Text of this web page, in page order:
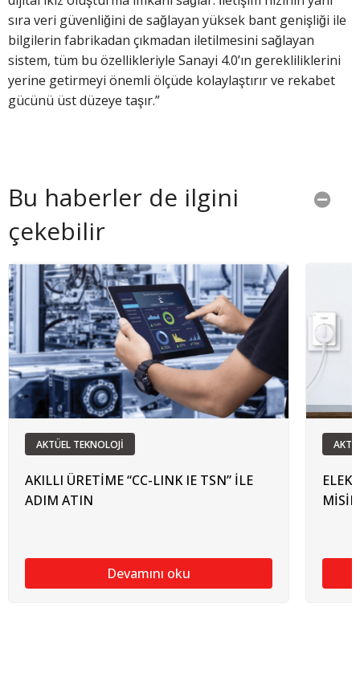
sıra veri güvenliğini de sağlayan yüksek bant genişliği ile
bilgilerin fabrikadan çıkmadan iletilmesini sağlayan
sistem, tüm bu özellikleriyle Sanayi 4.0’ın gerekliliklerini
yerine getirmeyi önemli ölçüde kolaylaştırır ve rekabet
gücünü üst düzeye taşır.”
Bu haberler de ilgini
çekebilir
AKTÜEL TEKNOLOJİ
AKILLI ÜRETİME “CC-LINK IE TSN” İLE
ADIM ATIN
Devamını oku